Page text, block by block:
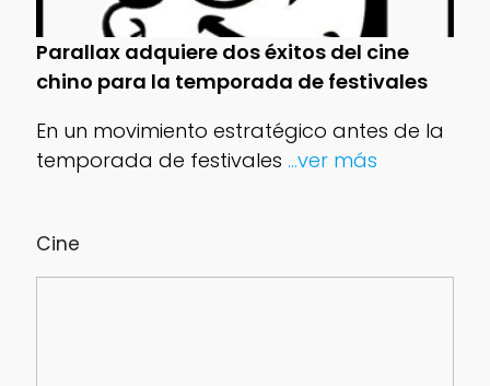
Cine
Parallax adquiere dos éxitos del cine
chino para la temporada de festivales
En un movimiento estratégico antes de la
temporada de festivales ...ver más